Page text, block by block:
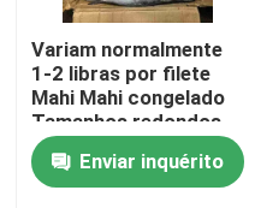
Variam normalmente
1-2 libras por filete
Mahi Mahi congelado
Tamanhos redondos
inteiros 60g 80g
Produto de frutos do
mar Ideal para
Enviar inquérito